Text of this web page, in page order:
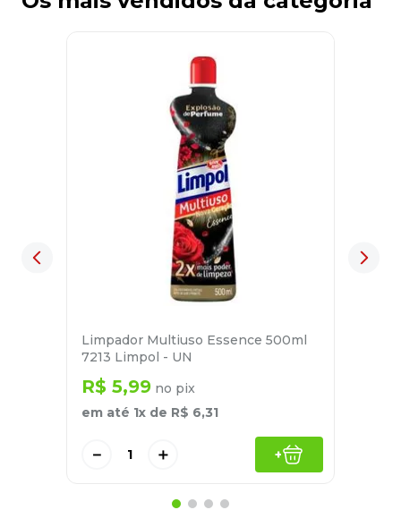
Limpador Multiuso Essence 500ml
7213 Limpol - UN
R$ 5,99 no pix
em até 1x de R$ 6,31
＋
－ +